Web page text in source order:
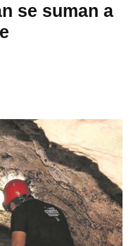
se suman a